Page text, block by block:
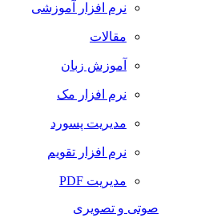
نرم افزار آموزشی
مقالات
آموزش زبان
نرم افزار مک
مدیریت پسورد
نرم افزار تقویم
مدیریت PDF
صوتی و تصویری